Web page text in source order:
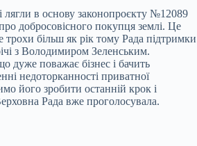
лягли в основу законопроєкту №12089
добросовісного покупця землі. Це
трохи більш як рік тому Рада підтримки
з Володимиром Зеленським.
дуже поважає бізнес і бачить
недоторканності приватної
його зробити останній крок і
Рада вже проголосувала.